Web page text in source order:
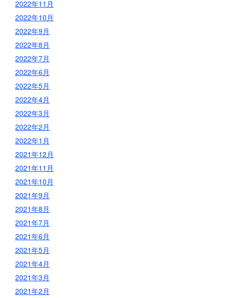
2022年11月
2022年10月
2022年9月
2022年8月
2022年7月
2022年6月
2022年5月
2022年4月
2022年3月
2022年2月
2022年1月
2021年12月
2021年11月
2021年10月
2021年9月
2021年8月
2021年7月
2021年6月
2021年5月
2021年4月
2021年3月
2021年2月